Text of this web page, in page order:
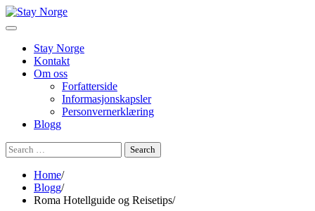
Skip
to
Stay Norge
Kontakt
Om oss
Forfatterside
Informasjonskapsler
Personvernerklæring
Blogg
Search
for:
Home
Blogg
Roma Hotellguide og Reisetips